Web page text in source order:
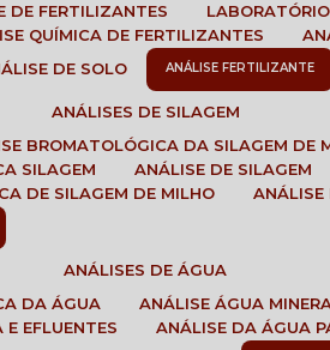
DE FERTILIZANTES
QUÍMICA DE FERTILIZANTES
DE SOLO ANÁLISE FERTILIZANTE
ANÁLISES DE SILAGEM
BROMATOLÓGICA DA SILAGEM DE
SILAGEM ANÁLISE DE SILAGEM
DE SILAGEM DE MILHO
ANÁLISES DE ÁGUA
DA ÁGUA ANÁLISE ÁGUA
E EFLUENTES ANÁLISE DA ÁGUA